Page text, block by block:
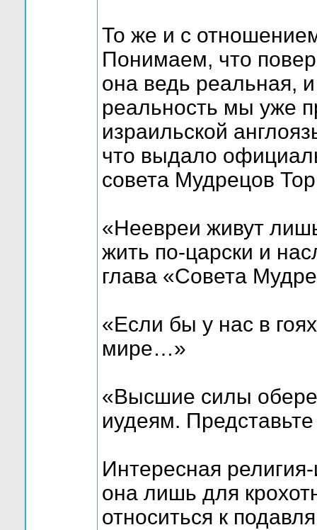
То же и с
Понимаем, что
она ведь реальная,
реальность мы уже
израильской
что выдало
совета Мудрецов
«Неевреи живут
жить по-царски и
глава «Совета
«Если бы у нас в
мире…»
«Высшие силы
иудеям.
Интересная
она лишь для
относиться к